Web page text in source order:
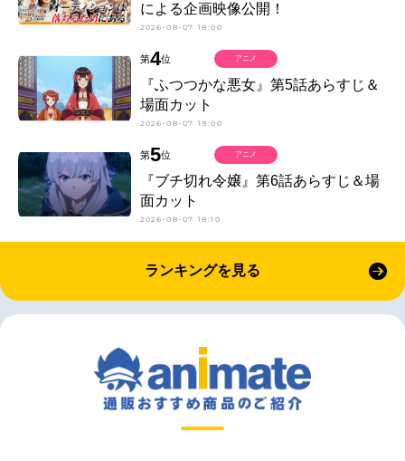
による企画映像公開！
2026-08-07 18:00
第4位
『ふつつかな悪女』第5話あらすじ＆
場面カット
2026-08-07 19:00
アニメ
第5位
『ブチ切れ令嬢』第6話あらすじ＆場
面カット
2026-08-07 18:10
アニメ
ランキングを見る